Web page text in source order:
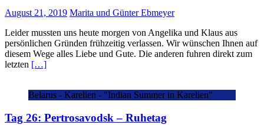
August 21, 2019 Marita und Günter Ebmeyer
Leider mussten uns heute morgen von Angelika und Klaus aus
persönlichen Gründen frühzeitig verlassen. Wir wünschen Ihnen auf
diesem Wege alles Liebe und Gute. Die anderen fuhren direkt zum
letzten […]
Belarus - Karelien - "Indian Summer in Karelien"
Tag 26: Pertrosavodsk – Ruhetag